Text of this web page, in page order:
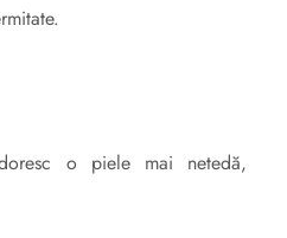
o piele mai netedă,